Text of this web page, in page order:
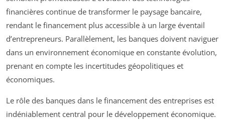
financières continue de transformer le paysage bancaire,
rendant le financement plus accessible à un large éventail
d’entrepreneurs. Parallèlement, les banques doivent naviguer
dans un environnement économique en constante évolution,
prenant en compte les incertitudes géopolitiques et
économiques.
Le rôle des banques dans le financement des entreprises est
indéniablement central pour le développement économique.